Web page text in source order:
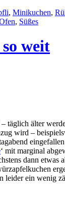
, Minikuchen,
, Süßes
weit
täglich älter
wird –
‘ mit marginal
dann
leider ein wenig